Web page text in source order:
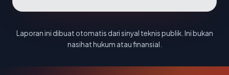
Laporan ini dibuat otomatis dari sinyal teknis publik. Ini bukan
nasihat hukum atau finansial.